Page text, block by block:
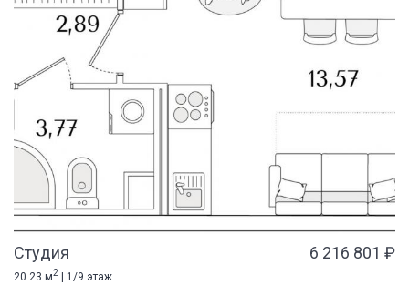
Студия 6 216 801 ₽
20.23 м2
| 1/9 этаж